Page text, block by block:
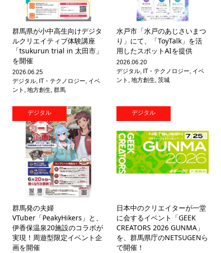
群馬県が小中高生向けデジタ
ルクリエイティブ体験講座
「tsukurun trial in 太田市」
を開催
2026.06.25
デジタル, IT・テクノロジー イベ
ント
地方創生 群馬
水戸市「水戸のあじさいまつ
り」にて、「ToyTalk」を活
用したスポットAIを提供
2026.06.20
デジタル IT・テクノロジー イベ
ント
,地方創生 ,茨城
デジタル
群馬発の夫婦
VTuber「PeakyHikers」と、
伊香保温泉20施設のコラボが
実現！周遊型限定イベント企
画を開催
デジタル
日本中のクリエイターが一堂
に会するイベント「GEEK
CREATORS 2026 GUNMA」
を、群馬県庁のNETSUGENら
で開催！